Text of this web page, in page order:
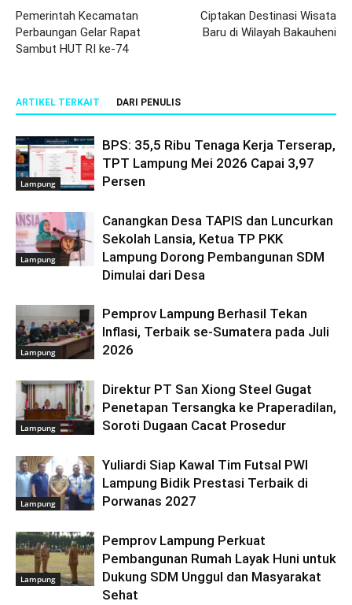
Pemerintah Kecamatan
Perbaungan Gelar Rapat
Sambut HUT RI ke-74
Ciptakan Destinasi Wisata
Baru di Wilayah Bakauheni
ARTIKEL TERKAIT DARI PENULIS
Lampung
BPS: 35,5 Ribu Tenaga Kerja Terserap,
TPT Lampung Mei 2026 Capai 3,97
Persen
Lampung
Canangkan Desa TAPIS dan Luncurkan
Sekolah Lansia, Ketua TP PKK
Lampung Dorong Pembangunan SDM
Dimulai dari Desa
Lampung
Pemprov Lampung Berhasil Tekan
Inflasi, Terbaik se-Sumatera pada Juli
2026
Lampung
Direktur PT San Xiong Steel Gugat
Penetapan Tersangka ke Praperadilan,
Soroti Dugaan Cacat Prosedur
Lampung
Yuliardi Siap Kawal Tim Futsal PWI
Lampung Bidik Prestasi Terbaik di
Porwanas 2027
Lampung
Pemprov Lampung Perkuat
Pembangunan Rumah Layak Huni untuk
Dukung SDM Unggul dan Masyarakat
Sehat